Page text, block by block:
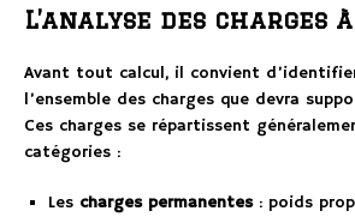
L’analyse des charges
Avant tout calcul, il convient
l’ensemble des charges que devra
Ces charges se répartissent
catégories :
Les charges permanentes: poids